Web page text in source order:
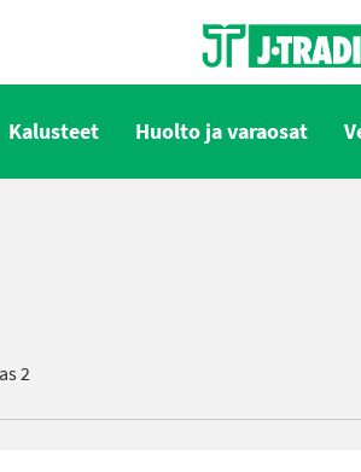
Kalusteet Huolto ja varaosat
2